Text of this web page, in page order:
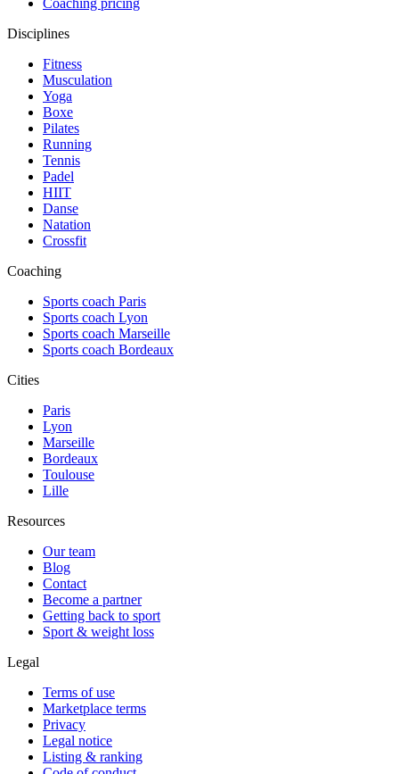
Disciplines
Fitness
Musculation
Yoga
Boxe
Pilates
Running
Tennis
Padel
HIIT
Danse
Natation
Crossfit
Coaching
Sports coach Paris
Sports coach Lyon
Sports coach Marseille
Sports coach Bordeaux
Cities
Paris
Lyon
Marseille
Bordeaux
Toulouse
Lille
Resources
Our team
Blog
Contact
Become a partner
Getting back to sport
Sport & weight loss
Legal
Terms of use
Marketplace terms
Privacy
Legal notice
Listing & ranking